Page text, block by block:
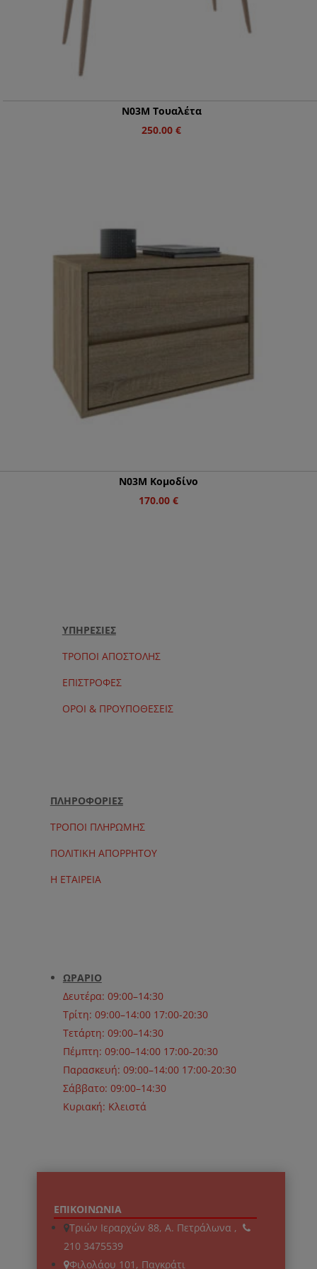
Ν03Μ Τουαλέτα
250.00€
Ν03Μ Κομοδίνο
170.00 €
ΥΠΗΡΕΣΙΕΣ
ΤΡΟΠΟΙ ΑΠΟΣΤΟΛΗΣ
ΕΠΙΣΤΡΟΦΕΣ
ΟΡΟΙ & ΠΡΟΥΠΟΘΕΣΕΙΣ
ΠΛΗΡΟΦΟΡΙΕΣ
ΤΡΟΠΟΙ ΠΛΗΡΩΜΗΣ
ΠΟΛΙΤΙΚΗ ΑΠΟΡΡΗΤΟΥ
Η ΕΤΑΙΡΕΙΑ
ΩΡΑΡΙΟ
Δευτέρα: 09:00–14:30
Τρίτη: 09:00–14:00 17:00-20:30
Τετάρτη: 09:00–14:30
Πέμπτη: 09:00–14:00 17:00-20:30
Παρασκευή: 09:00–14:00 17:00-20:30
Σάββατο: 09:00–14:30
Κυριακή: Κλειστά
ΕΠΙΚΟΙΝΩΝΙΑ
Τριών Ιεραρχών 88, Α. Πετράλωνα ,
210 3475539
Φιλολάου 101, Παγκράτι